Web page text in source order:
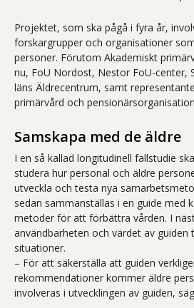
Projektet, som ska pågå i fyra år,
forskargrupper och organisationer
personer. Förutom Akademiskt
nu, FoU Nordost, Nestor FoU-center,
läns Äldrecentrum, samt
primärvård och
Samskapa med de äldre
I en så kallad longitudinell fallstudie
studera hur personal och äldre
utveckla och testa nya
sedan sammanställas i en guide med
metoder för att förbättra vården. I
användbarheten och värdet av guiden
situationer.
– För att säkerställa att guiden
rekommendationer kommer äldre
involveras i utvecklingen av guiden,